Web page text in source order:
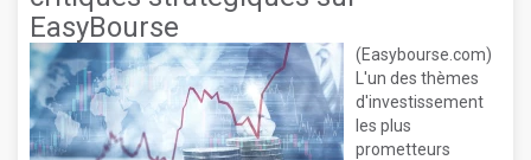
EasyBourse
(Easybourse.com)
L'un des thèmes
d'investissement
les plus
prometteurs